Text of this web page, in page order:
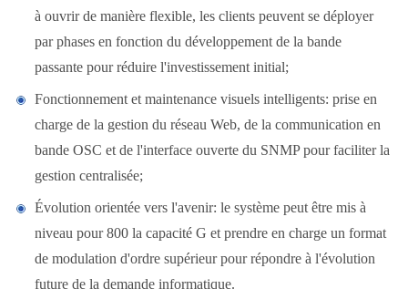
à ouvrir de manière flexible, les clients peuvent se déployer
par phases en fonction du développement de la bande
passante pour réduire l'investissement initial;
Fonctionnement et maintenance visuels intelligents: prise en
charge de la gestion du réseau Web, de la communication en
bande OSC et de l'interface ouverte du SNMP pour faciliter la
gestion centralisée;
Évolution orientée vers l'avenir: le système peut être mis à
niveau pour 800 la capacité G et prendre en charge un format
de modulation d'ordre supérieur pour répondre à l'évolution
future de la demande informatique.